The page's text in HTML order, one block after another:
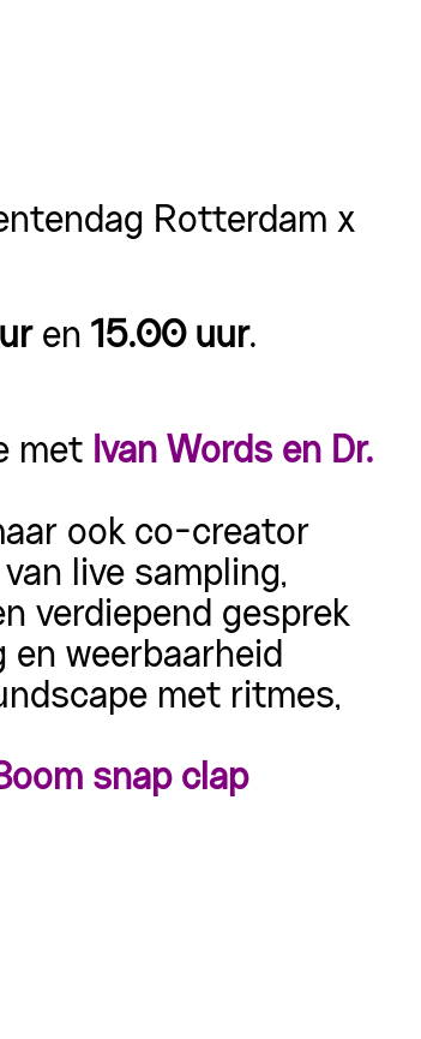
Rotterdam x
en 15.00 uur.
met Ivan Words en Dr.
ook co-creator
live sampling,
verdiepend gesprek
en weerbaarheid
met ritmes,
snap clap